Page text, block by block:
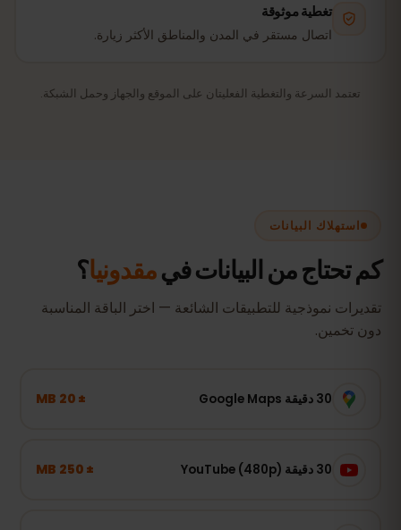
تغطية موثوقة
اتصال مستقر في المدن والمناطق الأكثر زيارة.
تعتمد السرعة والتغطية الفعليتان على الموقع والجهاز وحمل الشبكة.
استهلاك البيانات
كم تحتاج من البيانات فيمقدونيا؟
تقديرات نموذجية للتطبيقات الشائعة — اختر الباقة المناسبة
دون تخمين.
30 دقيقة Google Maps ± 20 MB
30 دقيقة YouTube (480p) ± 250 MB